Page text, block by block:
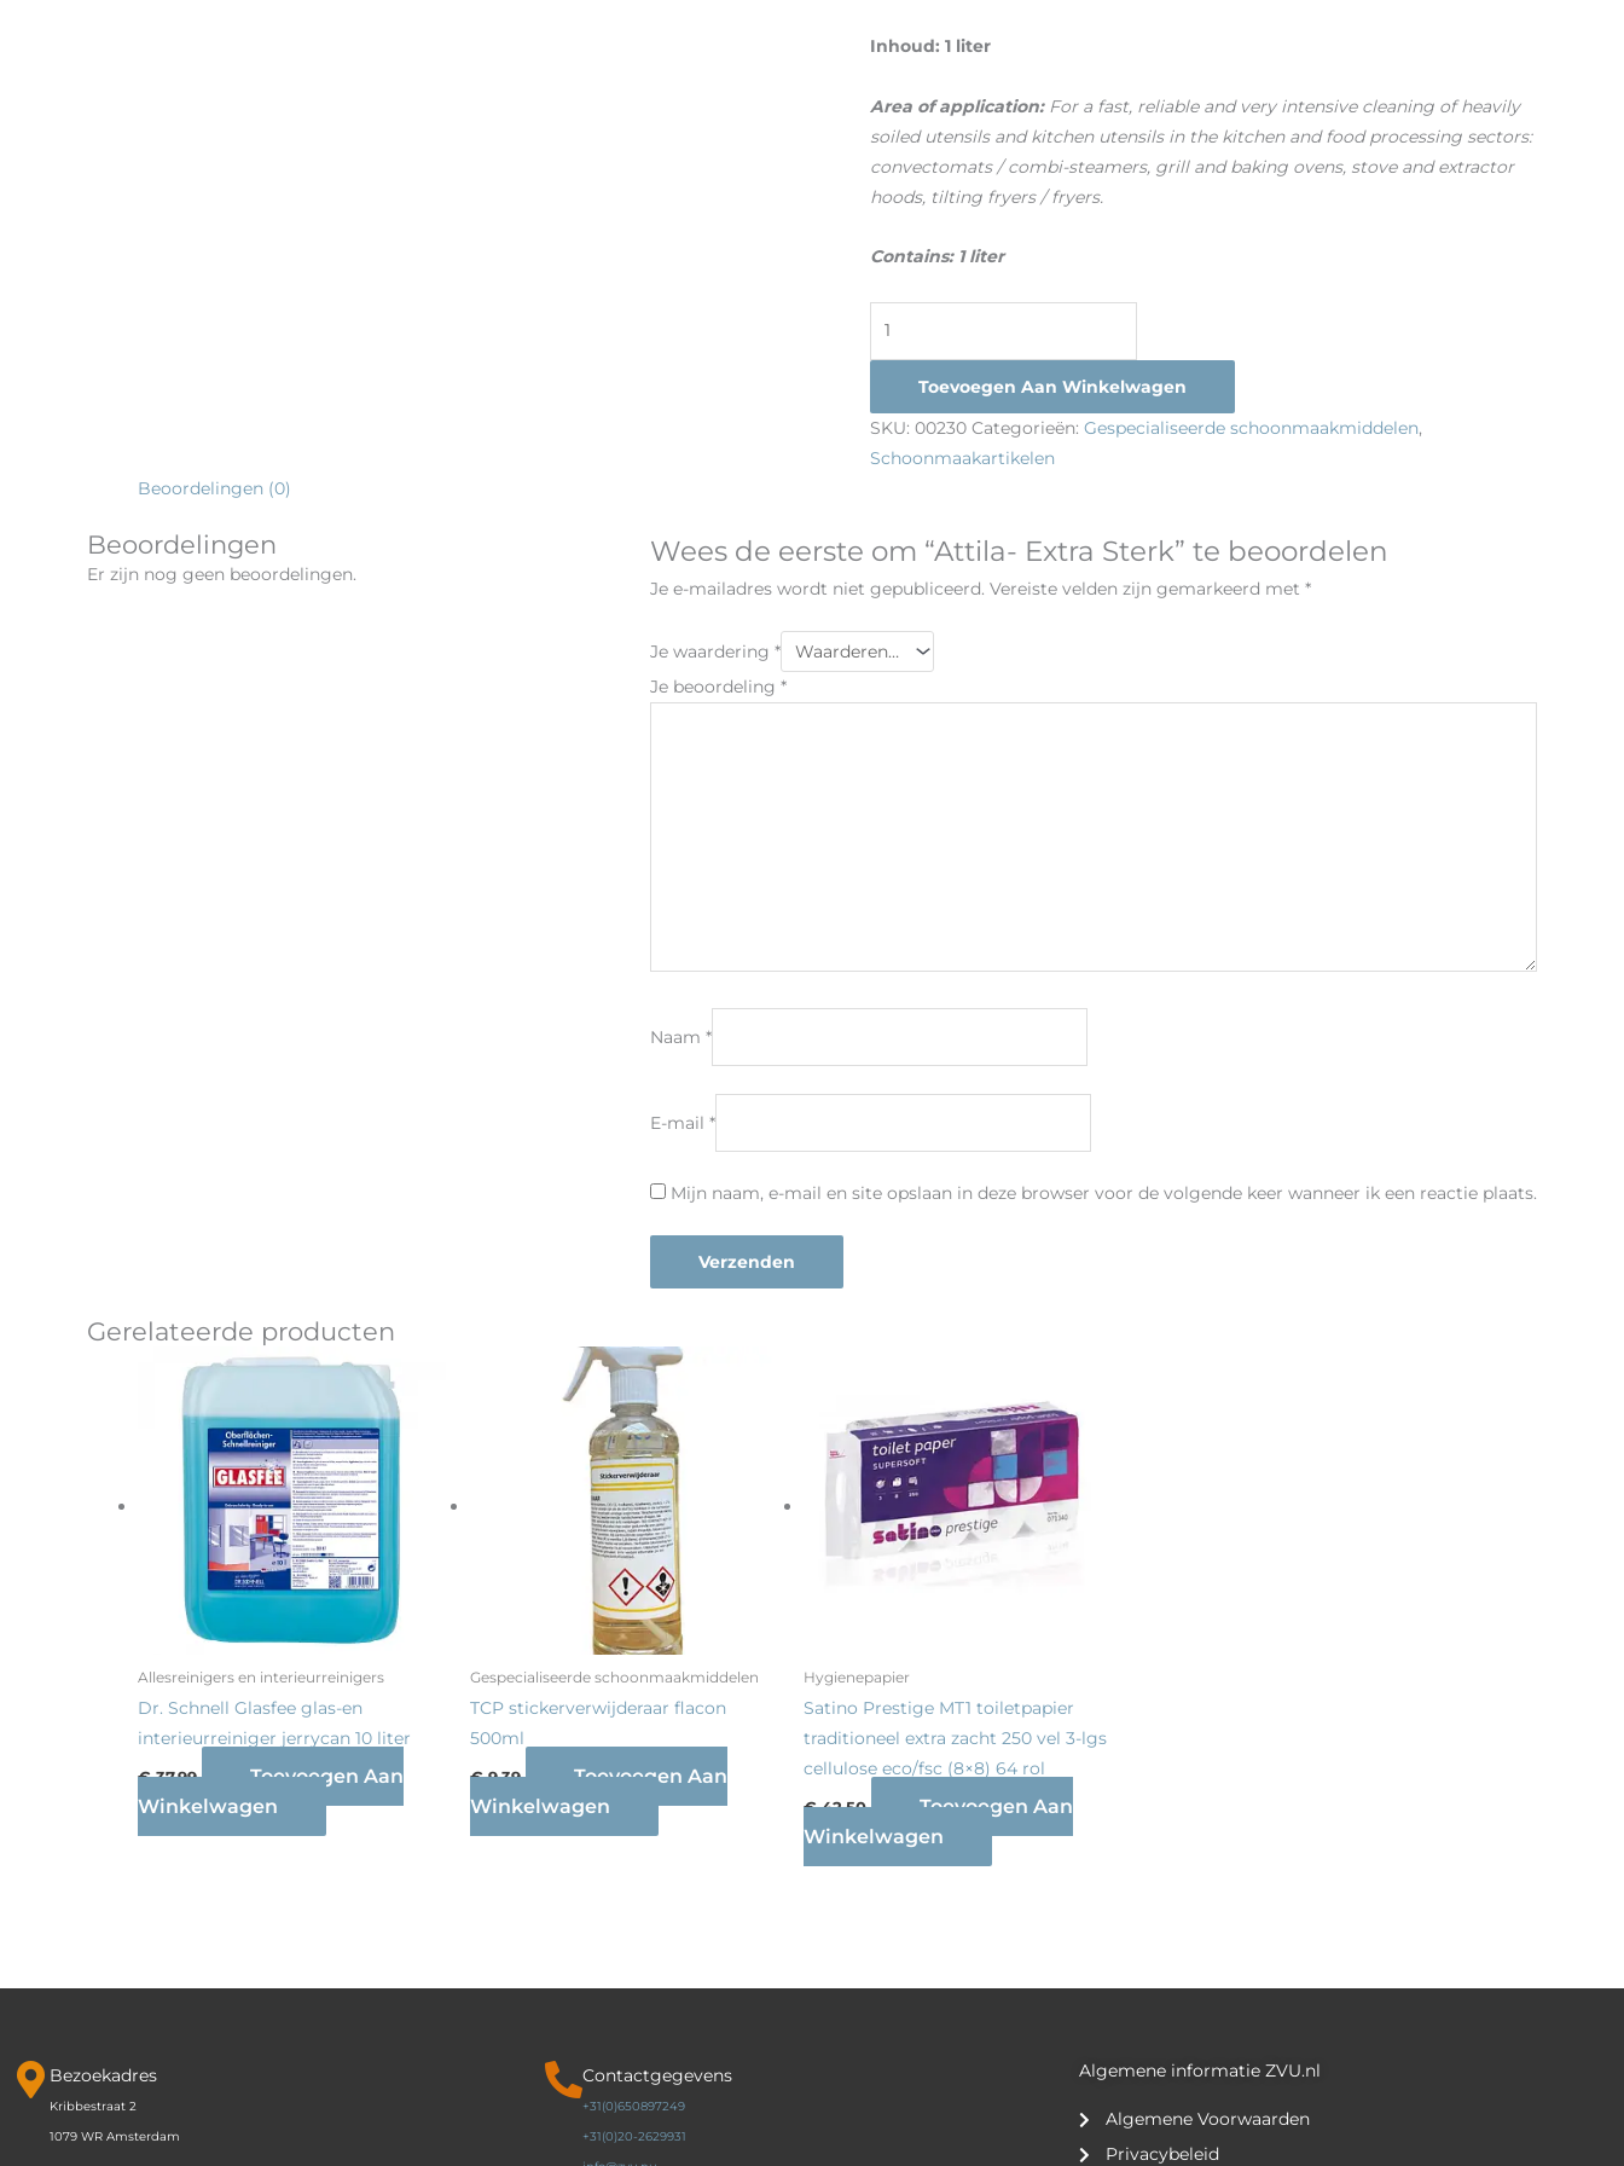
Inhoud: 1 liter
Area of application:For a fast, reliable and very intensive cleaning of heavily
soiled utensils and kitchen utensils in the kitchen and food processing sectors:
convectomats / combi-steamers, grill and baking ovens, stove and extractor
hoods, tilting fryers / fryers.
Contains: 1 liter
Toevoegen Aan Winkelwagen
SKU: 00230 Categorieën: Gespecialiseerde schoonmaakmiddelen,
Schoonmaakartikelen
Beoordelingen (0)
Beoordelingen
Er zijn nog geen beoordelingen.
Wees de eerste om “Attila- Extra Sterk” te beoordelen
Je e-mailadres wordt niet gepubliceerd. Vereiste velden zijn gemarkeerd met *
Je waardering *
Je beoordeling *
Naam *
E-mail *
Mijn naam, e-mail en site opslaan in deze browser voor de volgende keer wanneer ik een reactie plaats.
Gerelateerde producten
Allesreinigers en interieurreinigers
Dr. Schnell Glasfee glas-en
interieurreiniger jerrycan 10 liter
€37,99
Toevoegen Aan
Winkelwagen
Gespecialiseerde schoonmaakmiddelen
TCP stickerverwijderaar flacon
500ml
€9,39
Toevoegen Aan
Winkelwagen
Hygienepapier
Satino Prestige MT1 toiletpapier
traditioneel extra zacht 250 vel 3-lgs
cellulose eco/fsc (8×8) 64 rol
€42,50
Toevoegen Aan
Winkelwagen
Bezoekadres
Kribbestraat 2
1079 WR Amsterdam
Contactgegevens
+31(0)650897249
+31(0)20-2629931
Algemene informatie ZVU.nl
Algemene Voorwaarden
Privacybeleid